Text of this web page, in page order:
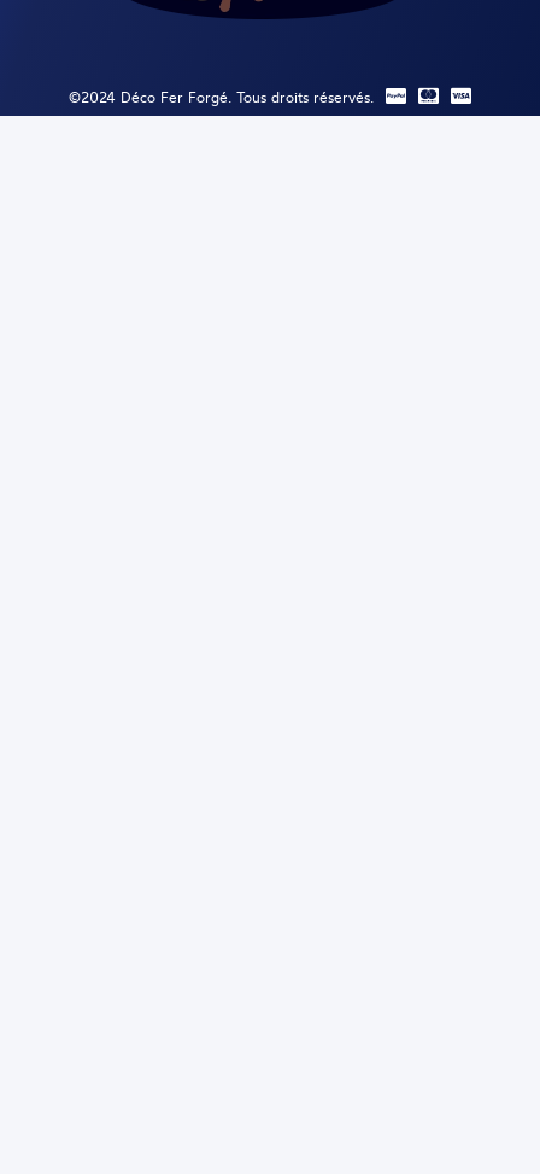
©2024 Déco Fer Forgé. Tous droits réservés.